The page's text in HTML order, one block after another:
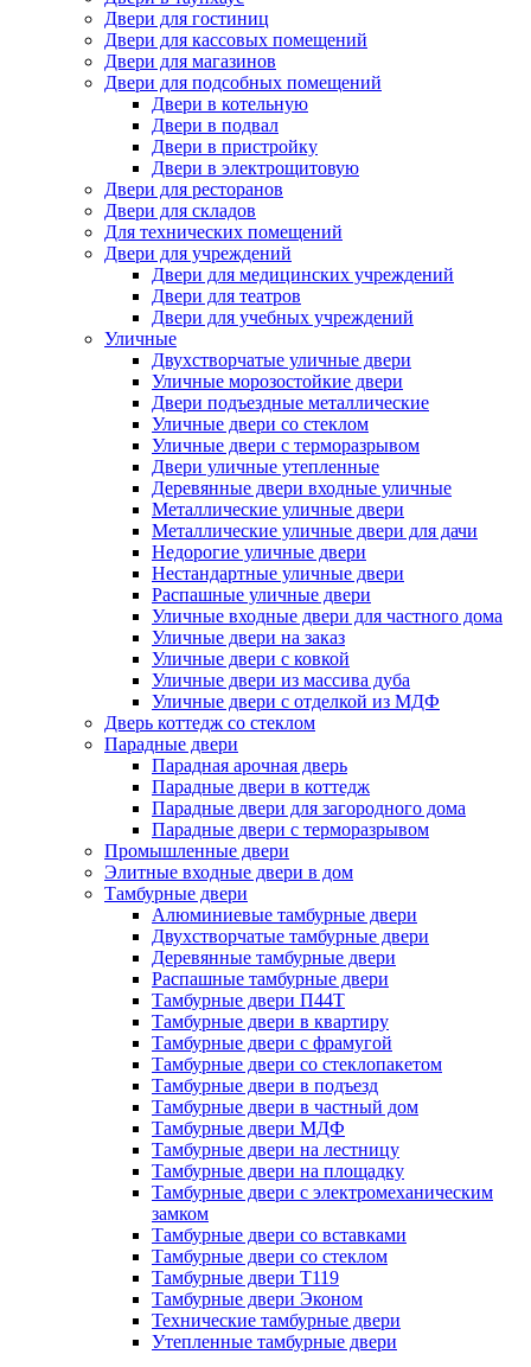
Двери для гостиниц
Двери для кассовых помещений
Двери для магазинов
Двери для подсобных помещений
Двери в котельную
Двери в подвал
Двери в пристройку
Двери в электрощитовую
Двери для ресторанов
Двери для складов
Для технических помещений
Двери для учреждений
Двери для медицинских учреждений
Двери для театров
Двери для учебных учреждений
Уличные
Двухстворчатые уличные двери
Уличные морозостойкие двери
Двери подъездные металлические
Уличные двери со стеклом
Уличные двери с терморазрывом
Двери уличные утепленные
Деревянные двери входные уличные
Металлические уличные двери
Металлические уличные двери для дачи
Недорогие уличные двери
Нестандартные уличные двери
Распашные уличные двери
Уличные входные двери для частного дома
Уличные двери на заказ
Уличные двери с ковкой
Уличные двери из массива дуба
Уличные двери с отделкой из МДФ
Дверь коттедж со стеклом
Парадные двери
Парадная арочная дверь
Парадные двери в коттедж
Парадные двери для загородного дома
Парадные двери с терморазрывом
Промышленные двери
Элитные входные двери в дом
Тамбурные двери
Алюминиевые тамбурные двери
Двухстворчатые тамбурные двери
Деревянные тамбурные двери
Распашные тамбурные двери
Тамбурные двери П44Т
Тамбурные двери в квартиру
Тамбурные двери с фрамугой
Тамбурные двери со стеклопакетом
Тамбурные двери в подъезд
Тамбурные двери в частный дом
Тамбурные двери МДФ
Тамбурные двери на лестницу
Тамбурные двери на площадку
Тамбурные двери с электромеханическим
замком
Тамбурные двери со вставками
Тамбурные двери со стеклом
Тамбурные двери Т119
Тамбурные двери Эконом
Технические тамбурные двери
Утепленные тамбурные двери